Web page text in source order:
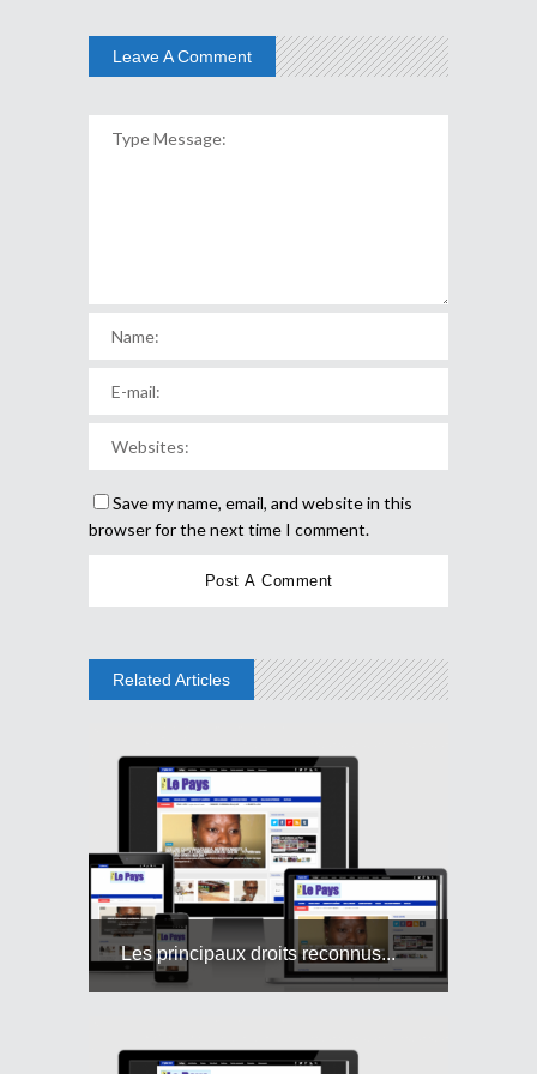
Leave A Comment
Save my name, email, and website in this
browser for the next time I comment.
Related Articles
Les principaux droits reconnus...